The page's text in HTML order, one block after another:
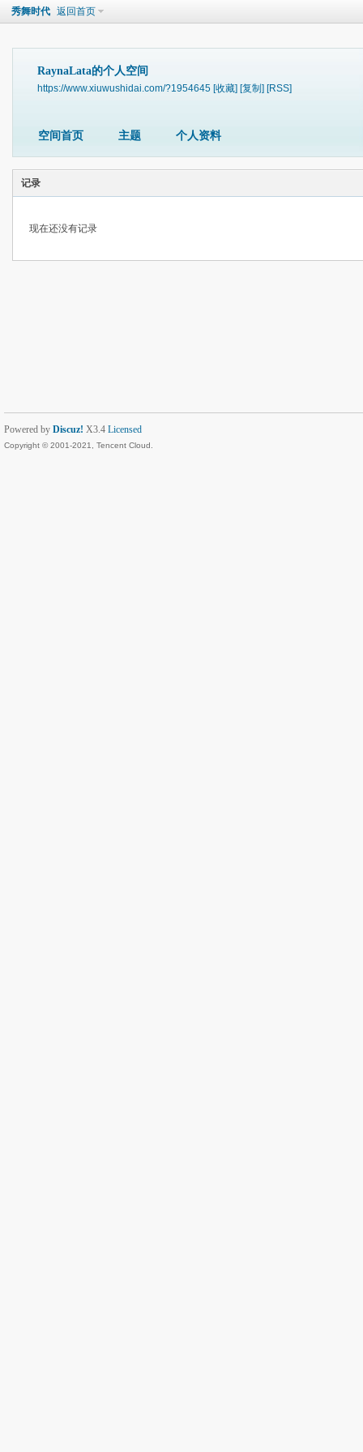
秀舞时代 返回首页
RaynaLata的个人空间
https://www.xiuwushidai.com/?1954645 [收藏] [复制] [RSS]
空间首页 主题 个人资料
记录
现在还没有记录
Powered by Discuz! X3.4 Licensed
Copyright © 2001-2021, Tencent Cloud.